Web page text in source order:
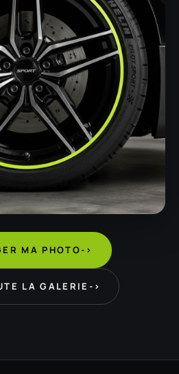
MA PHOTO->
LA GALERIE ->